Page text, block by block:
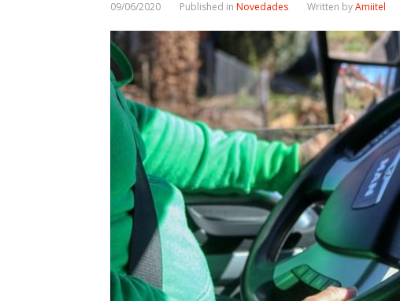
09/06/2020 Published in Novedades Written byAmiitel